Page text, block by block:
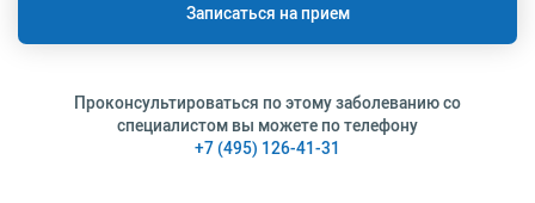
Записаться на прием
Проконсультироваться по этому заболеванию со
специалистом вы можете по телефону
+7 (495) 126-41-31